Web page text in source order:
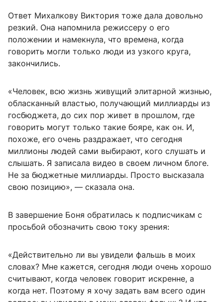
Ответ Михалкову Виктория тоже дала довольно
резкий. Она напомнила режиссеру о его
положении и намекнула, что времена, когда
говорить могли только люди из узкого круга,
закончились.
«Человек, всю жизнь живущий элитарной жизнью,
обласканный властью, получающий миллиарды из
госбюджета, до сих пор живет в прошлом, где
говорить могут только такие бояре, как он. И,
похоже, его очень раздражает, что сегодня
миллионы людей сами выбирают, кого слушать и
слышать. Я записала видео в своем личном блоге.
Не за бюджетные миллиарды. Просто высказала
свою позицию», — сказала она.
В завершение Боня обратилась к подписчикам с
просьбой обозначить свою току зрения:
«Действительно ли вы увидели фальшь в моих
словах? Мне кажется, сегодня люди очень хорошо
считывают, когда человек говорит искренне, а
когда нет. Поэтому я хочу задать вам всего один